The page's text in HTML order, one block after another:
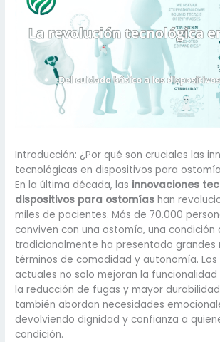
Introducción: ¿Por qué son cruciales las
tecnológicas en dispositivos para
En la última década, las innovaciones
dispositivos para ostomías han
miles de pacientes. Más de 70.000
conviven con una ostomía, una condición
tradicionalmente ha presentado grandes
términos de comodidad y autonomía. Los
actuales no solo mejoran la
la reducción de fugas y mayor
también abordan necesidades
devolviendo dignidad y confianza a
condición.